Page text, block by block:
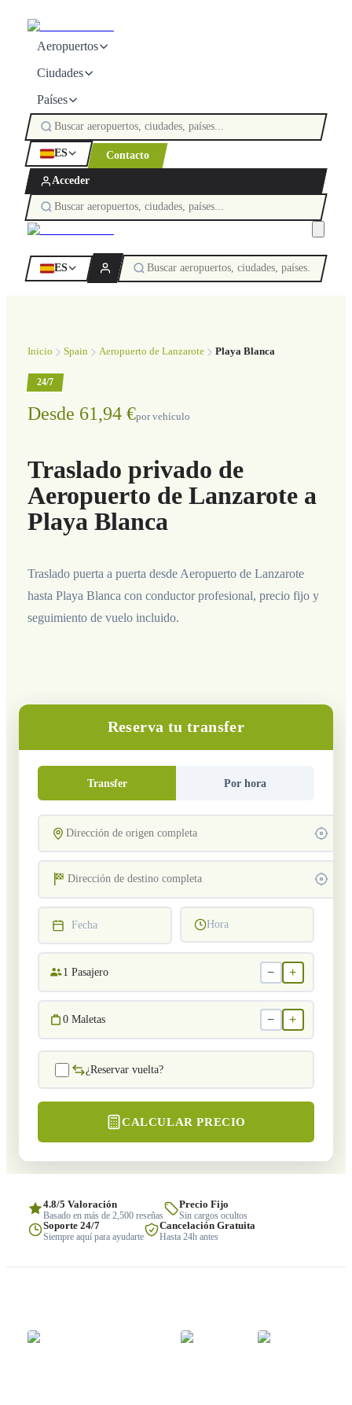
Aeropuertos
Ciudades
Países
ES Contacto
Acceder
ES
Inicio Spain Aeropuerto de Lanzarote Playa Blanca
24/7
Desde 61,94 €por vehículo
Traslado privado de
Aeropuerto de Lanzarote a
Playa Blanca
Traslado puerta a puerta desde Aeropuerto de Lanzarote
hasta Playa Blanca con conductor profesional, precio fijo y
seguimiento de vuelo incluido.
Reserva tu transfer
Transfer Por hora
Fecha Hora
1 Pasajero − +
0 Maletas − +
¿Reservar vuelta?
CALCULAR PRECIO
4.8/5 Valoración
Basado en más de 2,500 reseñas
Precio Fijo
Sin cargos ocultos
Soporte 24/7
Siempre aquí para ayudarte
Cancelación Gratuita
Hasta 24h antes